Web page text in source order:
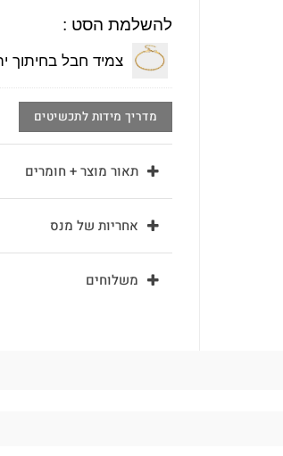
להשלמת הסט :
צמיד חבל בחיתוך יהלום 3
מדריך מידות לתכשיטים
תאור מוצר + חומרים
אחריות של מנס
משלוחים